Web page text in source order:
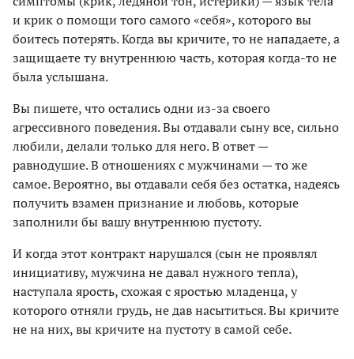
и крик о помощи того самого «себя», которого вы
боитесь потерять. Когда вы кричите, то не нападаете, а
защищаете ту внутреннюю часть, которая когда-то не
была услышана.
Вы пишете, что остались одни из-за своего
агрессивного поведения. Вы отдавали сыну все, сильно
любили, делали только для него. В ответ —
равнодушие. В отношениях с мужчинами — то же
самое. Вероятно, вы отдавали себя без остатка, надеясь
получить взамен признание и любовь, которые
заполнили бы вашу внутреннюю пустоту.
И когда этот контракт нарушался (сын не проявлял
инициативу, мужчина не давал нужного тепла),
наступала ярость, схожая с яростью младенца, у
которого отняли грудь, не дав насытиться. Вы кричите
не на них, вы кричите на пустоту в самой себе.